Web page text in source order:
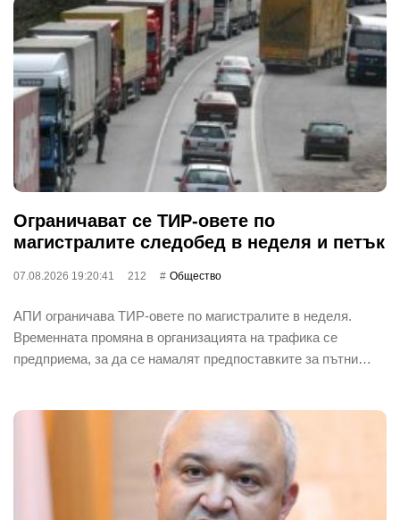
Ограничават се ТИР-овете по
магистралите следобед в неделя и петък
07.08.2026 19:20:41 212 Общество
АПИ ограничава ТИР-овете по магистралите в неделя.
Временната промяна в организацията на трафика се
предприема, за да се намалят предпоставките за пътни…